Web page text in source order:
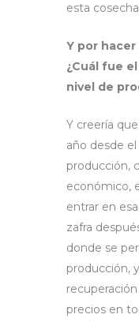
esta
Y por
¿Cuál fue
nivel de
Y creería
año desde
producción,
económico,
entrar en
zafra
donde se
producción,
precios en